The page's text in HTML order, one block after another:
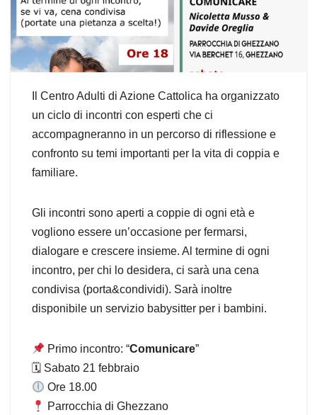
Il Centro Adulti di Azione Cattolica ha organizzato
un ciclo di incontri con esperti che ci
accompagneranno in un percorso di riflessione e
confronto su temi importanti per la vita di coppia e
familiare.
Gli incontri sono aperti a coppie di ogni età e
vogliono essere un’occasione per fermarsi,
dialogare e crescere insieme. Al termine di ogni
incontro, per chi lo desidera, ci sarà una cena
condivisa (porta&condividi). Sarà inoltre
disponibile un servizio babysitter per i bambini.
Primo incontro: “Comunicare”
🗓 Sabato 21 febbraio
Ore 18.00
Parrocchia di Ghezzano